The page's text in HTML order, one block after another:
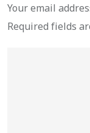
Your email
Required fields